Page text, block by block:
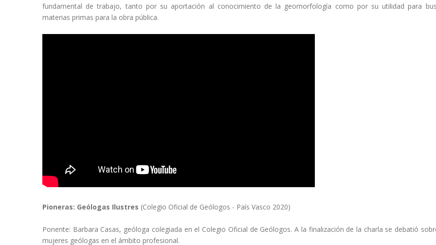
fundamental de trabajo, tanto por su aportación al conocimiento de la geomorfología como por su utilidad para
materias primas para la obra pública.
Pioneras: Geólogas Ilustres (Colegio Oficial de Geólogos - País Vasco 2020)
Ponente: Barbara Casas, geóloga colegiada en el Colegio Oficial de Geólogos. A la finalización de la charla se debatió
mujeres geólogas en el ámbito profesional.